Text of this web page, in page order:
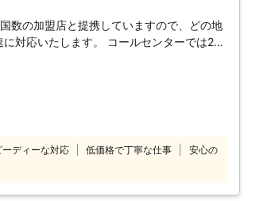
数の加盟店と提携していますので、どの地
す。 コールセンターでは24
け付けています。 深夜でも早朝でもお客
い。 コールセンターのスタ
えをしたいけ
ってほしい」 「説明書を見ても家具の組
組立110番をご利用ください。 大きくて
難しくてできなかったという家具も、実績
家具の組立
に喜んで対応させていただきます。
ーディーな対応 低価格で丁寧な仕事
安心の